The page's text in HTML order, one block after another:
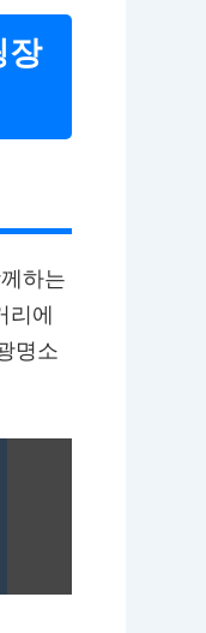
장
하는
리에
명소